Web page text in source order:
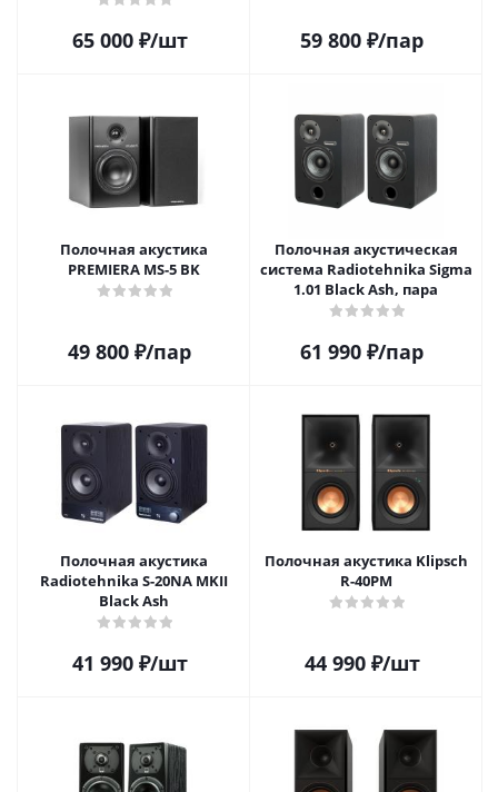
65 000₽/шт 59 800 ₽/пар
Полочная акустика
PREMIERA MS-5 BK
49 800 ₽/пар
Полочная акустическая
система Radiotehnika Sigma
1.01 Black Ash, пара
61 990 ₽/пар
Полочная акустика
Radiotehnika S-20NA MKII
Black Ash
41 990₽/шт
Полочная акустика Klipsch
R-40PM
44 990₽/шт